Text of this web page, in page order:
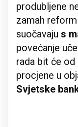
produbljene
zamah
suočavaju s
povećanje
rada bit će od
procjene u
Svjetske